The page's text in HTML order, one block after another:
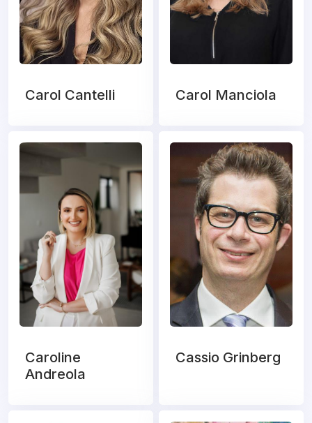
Carol Cantelli Carol Manciola
Caroline
Andreola
Cassio Grinberg